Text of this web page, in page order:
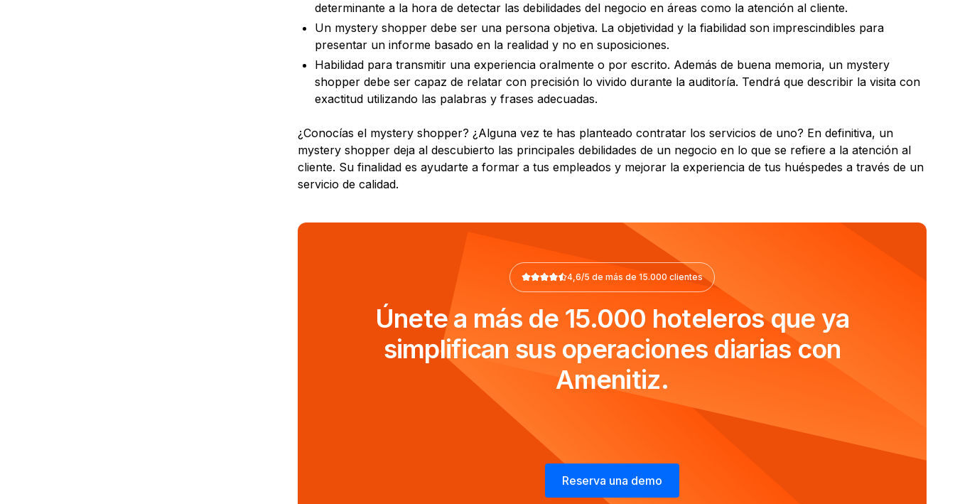
determinante a la hora de detectar las debilidades del negocio en áreas como la atención al cliente.
Un mystery shopper debe ser una persona objetiva. La objetividad y la fiabilidad son imprescindibles para
presentar un informe basado en la realidad y no en suposiciones.
Habilidad para transmitir una experiencia oralmente o por escrito. Además de buena memoria, un mystery
shopper debe ser capaz de relatar con precisión lo vivido durante la auditoría. Tendrá que describir la visita con
exactitud utilizando las palabras y frases adecuadas.
¿Conocías el mystery shopper? ¿Alguna vez te has planteado contratar los servicios de uno? En definitiva, un
mystery shopper deja al descubierto las principales debilidades de un negocio en lo que se refiere a la atención al
cliente. Su finalidad es ayudarte a formar a tus empleados y mejorar la experiencia de tus huéspedes a través de un
servicio de calidad.
4,6/5 de más de 15.000 clientes
Únete a más de 15.000 hoteleros que ya
simplifican sus operaciones diarias con
Amenitiz.
Reserva una demo